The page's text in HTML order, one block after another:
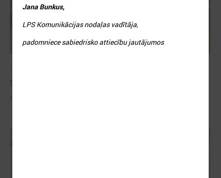
Jana Bunkus,
LPS Komunikācijas nodaļas vadītāja,
padomniece sabiedrisko attiecību jautājumos